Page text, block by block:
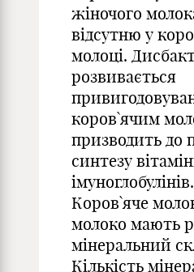
жіночого
відсутню у
молоці.
розвивається
коров`ячим
призводить до
синтезу
імуноглобулінів.
Коров`яче
молоко мають
мінеральний
Кількість